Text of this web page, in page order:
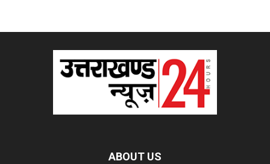
ABOUT US